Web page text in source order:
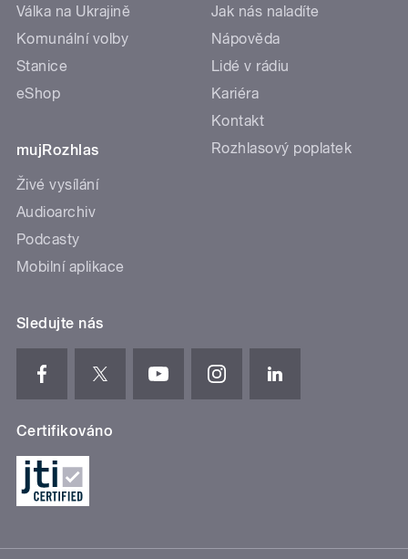
Válka na Ukrajině
Komunální volby
Stanice
eShop
mujRozhlas
Živé vysílání
Audioarchiv
Podcasty
Mobilní aplikace
Jak nás naladíte
Nápověda
Lidé v rádiu
Kariéra
Kontakt
Rozhlasový poplatek
Sledujte nás
Certifikováno